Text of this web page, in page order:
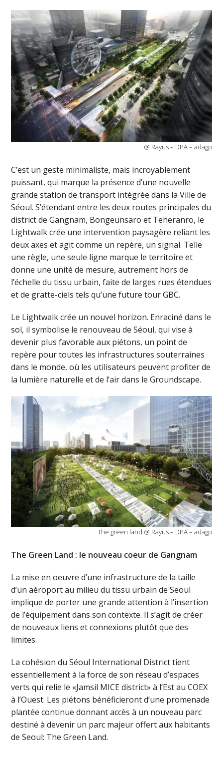
@ Rayus – DPA – adagp
C’est un geste minimaliste, mais incroyablement
puissant, qui marque la présence d’une nouvelle
grande station de transport intégrée dans la Ville de
Séoul. S’étendant entre les deux routes principales du
district de Gangnam, Bongeunsaro et Teheranro, le
Lightwalk crée une intervention paysagère reliant les
deux axes et agit comme un repère, un signal. Telle
une règle, une seule ligne marque le territoire et
donne une unité de mesure, autrement hors de
l’échelle du tissu urbain, faite de larges rues étendues
et de gratte-ciels tels qu’une future tour GBC.
Le Lightwalk crée un nouvel horizon. Enraciné dans le
sol, il symbolise le renouveau de Séoul, qui vise à
devenir plus favorable aux piétons, un point de
repère pour toutes les infrastructures souterraines
dans le monde, où les utilisateurs peuvent profiter de
la lumière naturelle et de l’air dans le Groundscape.
The green land @ Rayus – DPA – adagp
The Green Land : le nouveau coeur de Gangnam
La mise en oeuvre d’une infrastructure de la taille
d’un aéroport au milieu du tissu urbain de Seoul
implique de porter une grande attention à l’insertion
de l’équipement dans son contexte. Il s’agit de créer
de nouveaux liens et connexions plutôt que des
limites.
La cohésion du Séoul International District tient
essentiellement à la force de son réseau d’espaces
verts qui relie le «Jamsil MICE district» à l’Est au COEX
à l’Ouest. Les piétons bénéficieront d’une promenade
plantée continue donnant accès à un nouveau parc
destiné à devenir un parc majeur offert aux habitants
de Seoul: The Green Land.